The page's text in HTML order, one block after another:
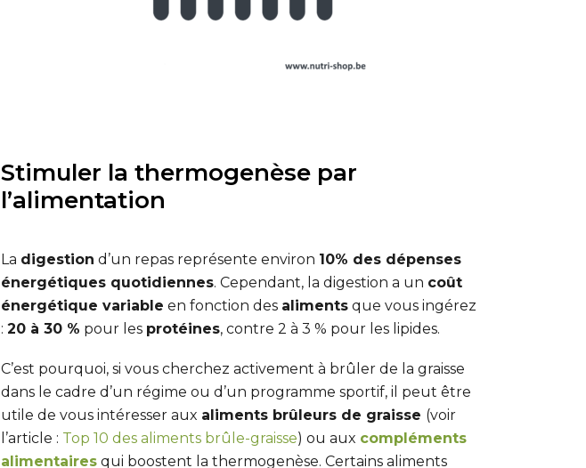
Stimuler la thermogenèse par
l’alimentation
La digestion d’un repas représente environ 10% des dépenses
énergétiques quotidiennes. Cependant, la digestion a un coût
énergétique variable en fonction des aliments que vous ingérez
: 20 à 30 % pour les protéines, contre 2 à 3 % pour les lipides.
C’est pourquoi, si vous cherchez activement à brûler de la graisse
dans le cadre d’un régime ou d’un programme sportif, il peut être
utile de vous intéresser aux aliments brûleurs de graisse (voir
l’article : Top 10 des aliments brûle-graisse) ou aux compléments
alimentaires qui boostent la thermogenèse. Certains aliments